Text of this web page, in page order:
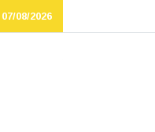
07/08/2026